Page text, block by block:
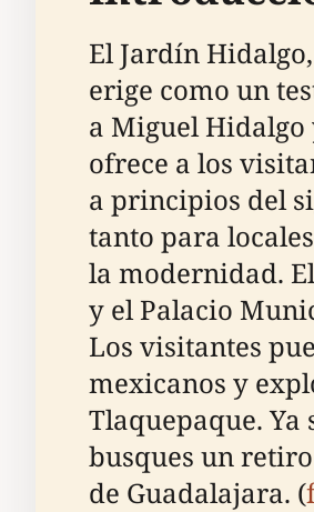
El Jardín
erige como un
a Miguel
ofrece a los
a principios del
tanto para
la modernidad.
y el Palacio
Los visitantes
mexicanos y
Tlaquepaque.
busques un
de Guadalajara. (